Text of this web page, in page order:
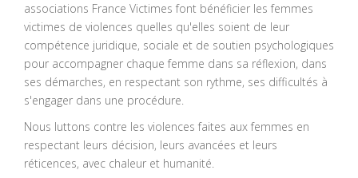
associations France Victimes font bénéficier les femmes
victimes de violences quelles qu'elles soient de leur
compétence juridique, sociale et de soutien psychologiques
pour accompagner chaque femme dans sa réflexion, dans
ses démarches, en respectant son rythme, ses difficultés à
s'engager dans une procédure.
Nous luttons contre les violences faites aux femmes en
respectant leurs décision, leurs avancées et leurs
réticences, avec chaleur et humanité.